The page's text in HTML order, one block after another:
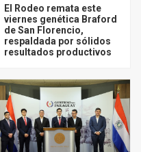
El Rodeo remata este
viernes genética Braford
de San Florencio,
respaldada por sólidos
resultados productivos